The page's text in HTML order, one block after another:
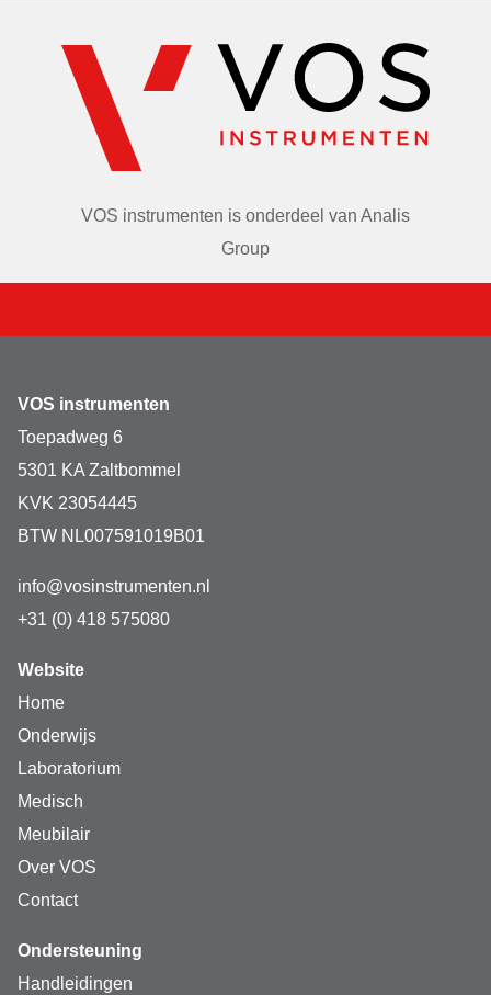
VOS instrumenten is onderdeel van Analis
Group
VOS instrumenten
Toepadweg 6
5301 KA Zaltbommel
KVK 23054445
BTW NL007591019B01
info@vosinstrumenten.nl
+31 (0) 418 575080
Website
Home
Onderwijs
Laboratorium
Medisch
Meubilair
Over VOS
Contact
Ondersteuning
Handleidingen